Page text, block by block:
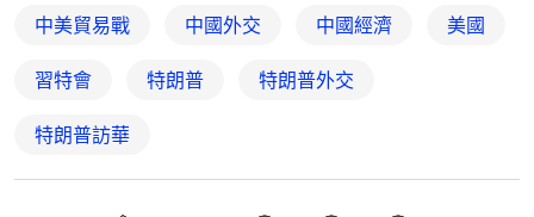
中美貿易戰 中國外交 中國經濟 美國
習特會 特朗普 特朗普外交
特朗普訪華